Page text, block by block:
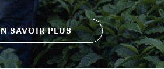
SAVOIR PLUS